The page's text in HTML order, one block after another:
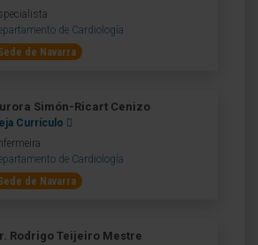
de Cardiología
de Navarra
Simón-Ricart Cenizo
Currículo
de Cardiología
de Navarra
Rodrigo Teijeiro Mestre